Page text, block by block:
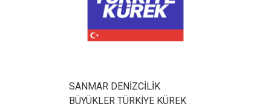
SANMAR DENİZCİLİK
BÜYÜKLER TÜRKİYE KÜREK